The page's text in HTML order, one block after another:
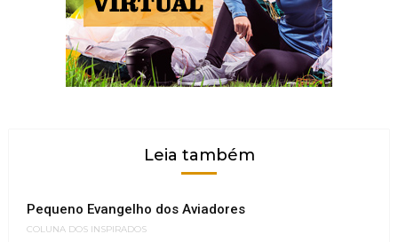
Leia também
Pequeno Evangelho dos Aviadores
COLUNA DOS INSPIRADOS